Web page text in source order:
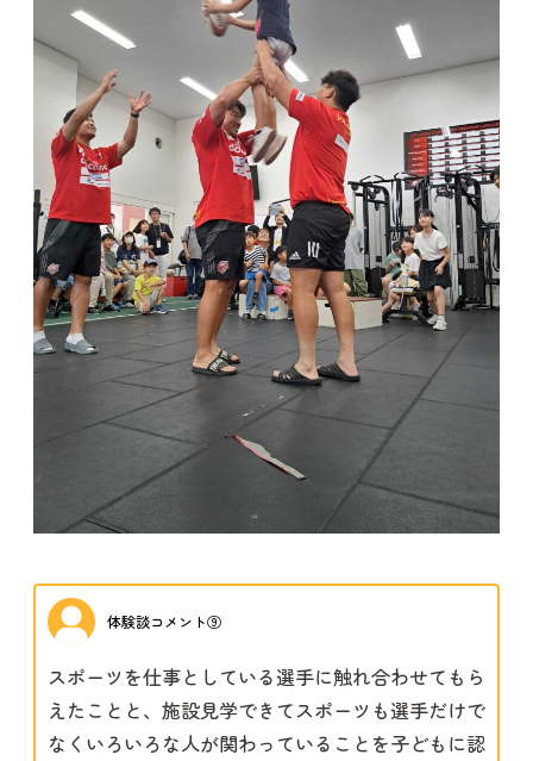
体験談コメント⑨
スポーツを仕事としている選手に触れ合わせてもら
えたことと、施設見学できてスポーツも選手だけで
なくいろいろな人が関わっていることを子どもに認